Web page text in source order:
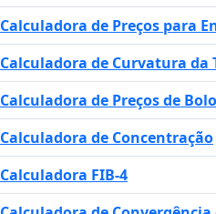
Calculadora de Preços para
Calculadora de Curvatura da
Calculadora de Preços de
Calculadora de Concentração
Calculadora FIB-4